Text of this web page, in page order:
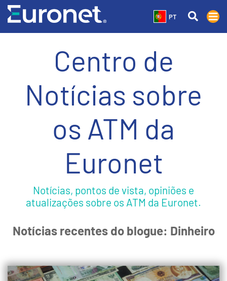
PT
Centro de
Notícias sobre
os ATM da
Euronet
Notícias, pontos de vista, opiniões e
atualizações sobre os ATM da Euronet.
Notícias recentes do blogue: Dinheiro